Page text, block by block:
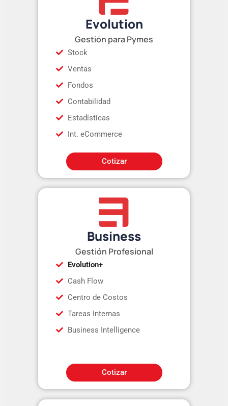
Evolution
Gestión para Pymes
Stock
Ventas
Fondos
Contabilidad
Estadísticas
Int. eCommerce
Cotizar
Business
Gestión Profesional
Evolution+
Cash Flow
Centro de Costos
Tareas Internas
Business Intelligence
Cotizar